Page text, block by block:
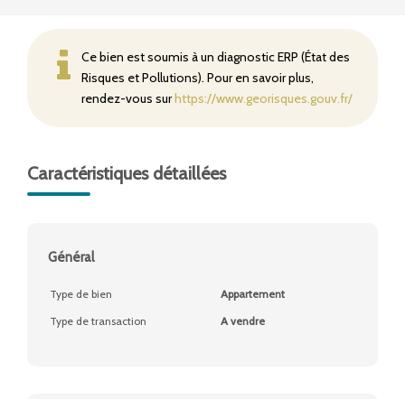
Ce bien est soumis à un diagnostic ERP (État des
Risques et Pollutions). Pour en savoir plus,
rendez-vous surhttps://www.georisques.gouv.fr/
Caractéristiques détaillées
Général
Type de bien
Appartement
Type de transaction
A vendre